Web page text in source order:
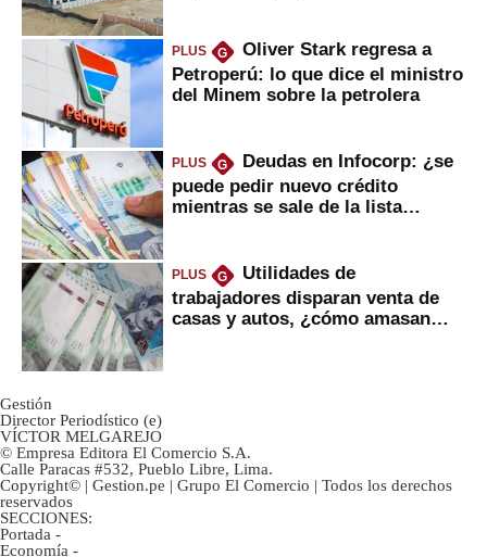
PLUS G
Oliver Stark regresa a
Petroperú: lo que dice el ministro
del Minem sobre la petrolera
PLUS G
Deudas en Infocorp: ¿se
puede pedir nuevo crédito
mientras se sale de la lista
PLUS G
Utilidades de
trabajadores disparan venta de
casas y autos, ¿cómo amasan
Gestión
Director Periodístico (e)
VÍCTOR MELGAREJO
© Empresa Editora El Comercio S.A.
Calle Paracas #532, Pueblo Libre, Lima.
Copyright© | Gestion.pe | Grupo El Comercio | Todos los derechos
reservados
SECCIONES:
Portada -
Economía -